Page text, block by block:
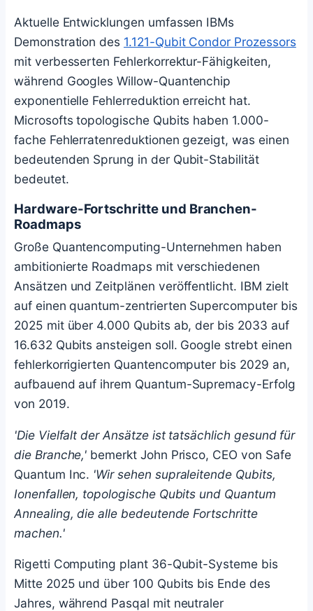
Aktuelle Entwicklungen umfassen IBMs
Demonstration des 1.121-Qubit Condor Prozessors
mit verbesserten Fehlerkorrektur-Fähigkeiten,
während Googles Willow-Quantenchip
exponentielle Fehlerreduktion erreicht hat.
Microsofts topologische Qubits haben 1.000-
fache Fehlerratenreduktionen gezeigt, was einen
bedeutenden Sprung in der Qubit-Stabilität
bedeutet.
Hardware-Fortschritte und Branchen-
Roadmaps
Große Quantencomputing-Unternehmen haben
ambitionierte Roadmaps mit verschiedenen
Ansätzen und Zeitplänen veröffentlicht. IBM zielt
auf einen quantum-zentrierten Supercomputer bis
2025 mit über 4.000 Qubits ab, der bis 2033 auf
16.632 Qubits ansteigen soll. Google strebt einen
fehlerkorrigierten Quantencomputer bis 2029 an,
aufbauend auf ihrem Quantum-Supremacy-Erfolg
von 2019.
'Die Vielfalt der Ansätze ist tatsächlich gesund für
die Branche,' bemerkt John Prisco, CEO von Safe
Quantum Inc. 'Wir sehen supraleitende Qubits,
Ionenfallen, topologische Qubits und Quantum
Annealing, die alle bedeutende Fortschritte
machen.'
Rigetti Computing plant 36-Qubit-Systeme bis
Mitte 2025 und über 100 Qubits bis Ende des
Jahres, während Pasqal mit neutraler